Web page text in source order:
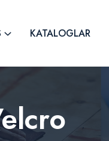
KATALOGLAR